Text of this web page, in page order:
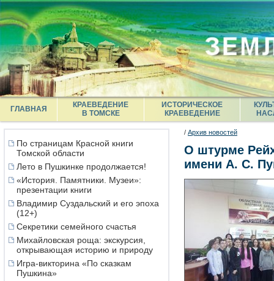
ГЛАВНАЯ
КРАЕВЕДЕНИЕ
В ТОМСКЕ
ИСТОРИЧЕСКОЕ
КРАЕВЕДЕНИЕ
По страницам Красной книги
Томской области
Лето в Пушкинке продолжается!
«История. Памятники. Музеи»:
презентации книги
Владимир Суздальский и его эпоха
(12+)
Секретики семейного счастья
Михайловская роща: экскурсия,
открывающая историю и природу
Игра-викторина «По сказкам
Пушкина»
/ Архив новостей
О штурме
имени А. С.